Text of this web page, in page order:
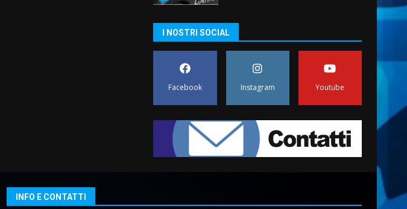
Carta d’identità: continua il
piano di aperture
6 Agosto 2026 14:16
La Banda Città di Fasano apre
Savelletri
8 Agosto 2026 11:00
Uccio De Santis
I NOSTRI SOCIAL
Facebook Instagram Youtube
INFO E CONTATTI